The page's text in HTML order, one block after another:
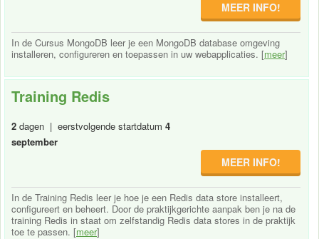
MEER INFO!
In de Cursus MongoDB leer je een MongoDB database omgeving
installeren, configureren en toepassen in uw webapplicaties. [meer]
Training Redis
2 dagen | eerstvolgende startdatum 4
september
MEER INFO!
In de Training Redis leer je hoe je een Redis data store installeert,
configureert en beheert. Door de praktijkgerichte aanpak ben je na de
training Redis in staat om zelfstandig Redis data stores in de praktijk
toe te passen. [meer]